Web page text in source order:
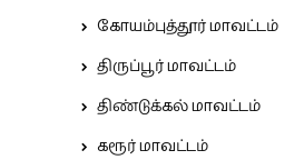
கோயம்புத்தூர் மாவட்டம்
திருப்பூர் மாவட்டம்
திண்டுக்கல் மாவட்டம்
கரூர் மாவட்டம்